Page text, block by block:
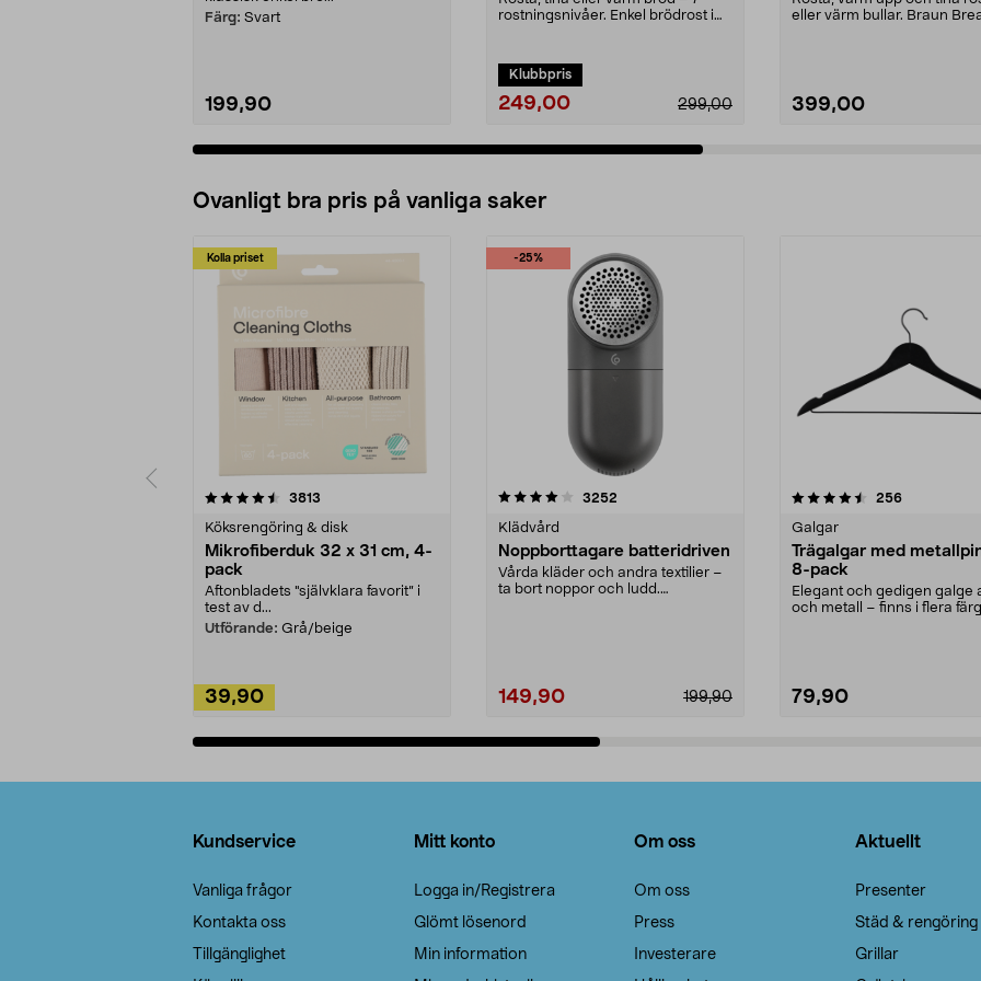
Färg: Svart
199,90
rostningsnivåer. Enkel brödrost i
Klubbpris
249,00 299,00
eller värm bullar. Braun
399,00
Ovanligt bra pris på vanliga saker
Kolla priset
3813
Köksrengöring & disk
Mikrofiberduk 32 x 31 cm, 4-
pack
Aftonbladets "självklara favorit” i
test av d...
Utförande: Grå/beige
39,90
-25%
4.0av 5 stjärnor 3252
Klädvård
Noppborttagare batteridriven
Vårda kläder och andra textilier –
ta bort noppor och ludd.
199,90
149,90
4.5av 5 stjärnor 256recensioner
Galgar
Trägalgar med
8-pack
Elegant och gedigen galge
och metall – finns i flera
79,90
4.0av 5 stjärnor
Kundservice
Vanliga frågor
Kontakta oss
Tillgänglighet
Mitt konto
Logga in/Registrera
Glömt lösenord
Min information
Om oss
Om oss
Press
Investerare
Aktuellt
Presenter
Städ & rengöring
Grillar